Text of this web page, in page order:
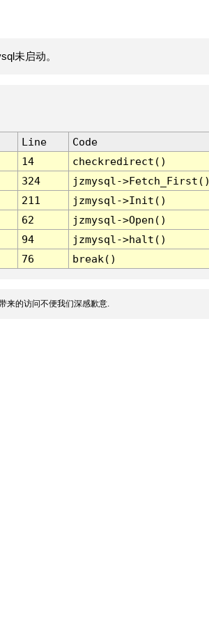
未启动。
Line
Code
14
checkredirect()
324
jzmysql-
211
jzmysql->Init()
62
jzmysql->Open()
94
jzmysql->halt()
76 break()
来的访问不便我们深感歉意.